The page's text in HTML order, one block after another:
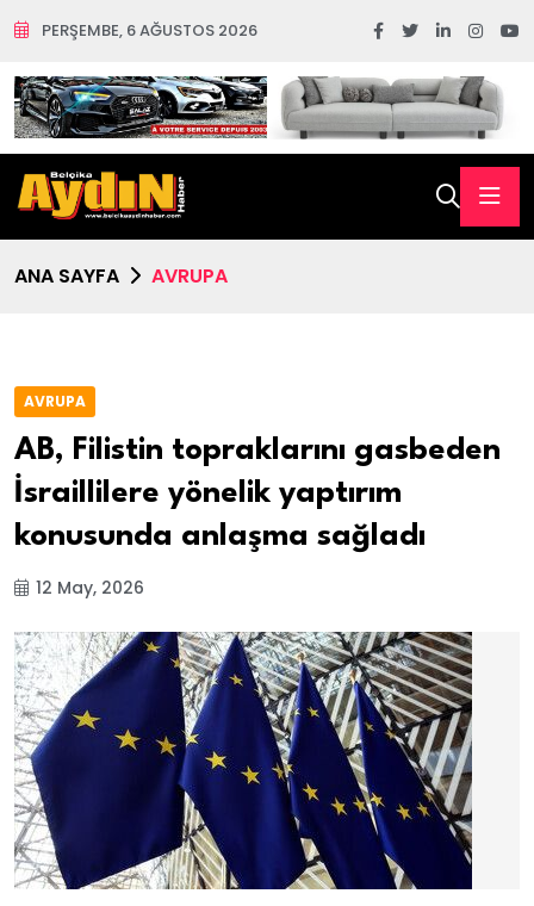
PERŞEMBE, 6 AĞUSTOS 2026
ANA SAYFA AVRUPA
AVRUPA
AB, Filistin topraklarını gasbeden
İsraillilere yönelik yaptırım
konusunda anlaşma sağladı
12 May, 2026